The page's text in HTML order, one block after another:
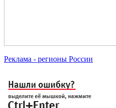
Реклама - регионы России